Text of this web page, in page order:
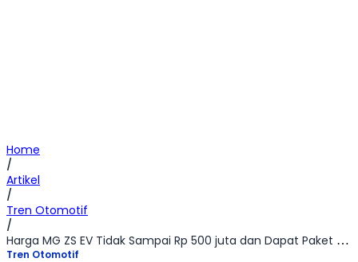
Home
/
Artikel
/
Tren Otomotif
/
Harga MG ZS EV Tidak Sampai Rp 500 juta dan Dapat Paket Menarik
Tren Otomotif